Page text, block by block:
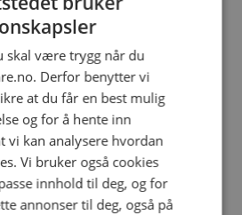
produkter
skal være trygg når du
Derfor benytter vi
at du får en best mulig
og for å hente inn
vi kan analysere hvordan
Vi bruker også cookies
innhold til deg, og for
annonser til deg, også på